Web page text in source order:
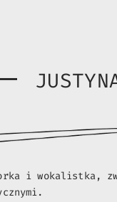
i wokalistka,